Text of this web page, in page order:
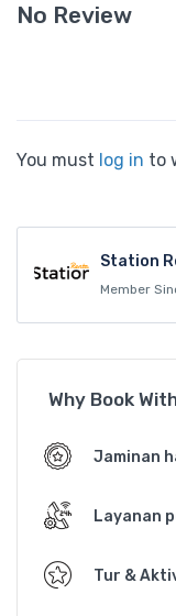
No Review
You must log in to
Station
Member
Why Book
Jaminan
Layanan
Tur &